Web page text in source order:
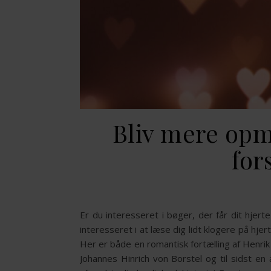
Bliv mere
Er du interesseret i bøger, der får dit
interesseret i at læse dig lidt klogere på
Her er både en romantisk fortælling af
Johannes Hinrich von Borstel og til sidst